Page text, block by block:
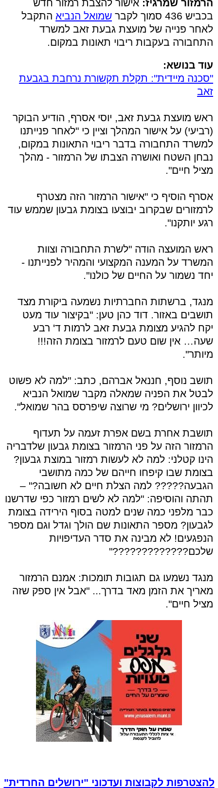
הרמזור שמרגיז: אישור להצבת רמזור חדש
בכביש 436 סמוך לקבר
שמואל הנביא התקבל
לאחר פנייה של מועצת גבעת זאב למשרד
התחבורה בעקבות ריבוי תאונות במקום.
עוד בנושא:
"סכנה מיידית": תקלת תקשורת נרחבת בגבעת
זאב
ראש מועצת גבעת זאב, יוסי אסרף, הודיע הבוקר
(רביעי) על אישור המהלך וציין כי "לאחר פנייתנו
למשרד התחבורה בדבר ריבוי התאונות במקום,
נבחן השטח ואושרה הצבתו של הרמזור - מהלך
מציל חיים".
אסרף הוסיף כי "אישור הרמזור הזה מצטרף
לרמזורים שבקרוב יבוצעו בצומת גבעון שממש עוד
רגע יותקנו".
ראש המועצה הודה "לשרת התחבורה וצוות
המשרד על המענה המקצועי והמהיר לפנייתנו -
יחד נשמור על החיים של כולנו".
מנגד, ברשתות החברתיות נשמעה ביקורת מצד
תושבים באזור. דוד כהן טען: "בקיצור עוד מעט
יקח להגיע מצומת גבעת זאב לרמות ד' רבע
שעה… אין שום טעם לרמזור בצומת הזה!!!
מיותר".
תושב נוסף, חננאל אברהם, כתב: "למה לא פשוט
לבטל את הפניה שמאלה מקבר שמואל הנביא
לכיוון ירושלים? מי שרוצה שיפרסס בהר שמואל".
תושבת אחרת בשם אפרת זעמה על תעדוף
הרמזור הזה על פני הרמזור בצומת גבעון שלדבריה
הינו קטלני: למה לא לעשות רמזור במוצת גבעון?
בצומת שבו קיפחו חייהם של כמה מתושבי
הגבעה????? למה הצלת חיים לא חשובה?" –
תהתה והוסיפה: "למה לא לשים רמזור כפי שדרשנו
כבר מלפני כמה שנים למטה בסוף הירידה בצומת
לגבעון? מספר התאונות שם הולך וגדל וגם מספר
הנפגעים! לא מבינה את סדר העדיפויות
שלכם?????????????"
מנגד נשמעו גם תגובות תומכות: אמנם הרמזור
מאריך את הזמן מאד בדרך... "אבל אין ספק שזה
מציל חיים".
להצטרפות לקבוצות ועדכוני "ירושלים החרדית"